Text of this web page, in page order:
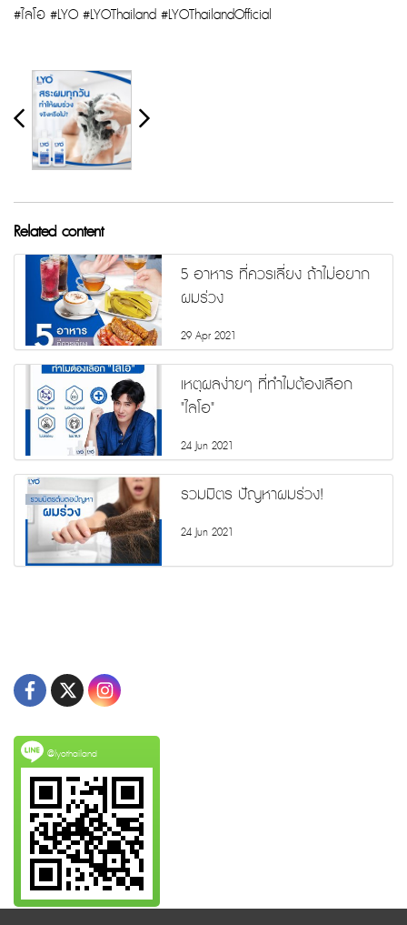
#ไลโอ #LYO #LYOThailand #LYOThailandOfficial
Related content
5 อาหาร ที่ควรเลี่ยง ถ้าไม่อยาก
ผมร่วง
29 Apr 2021
เหตุผลง่ายๆ ที่ทำไมต้องเลือก
"ไลโอ"
24 Jun 2021
รวมมิตร ปัญหาผมร่วง!
24 Jun 2021
@lyothailand